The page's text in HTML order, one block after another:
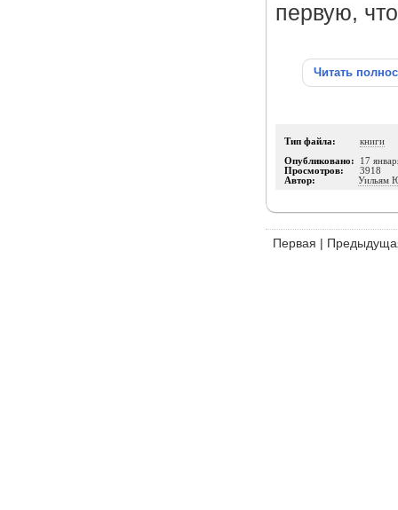
первую,
Читать
Тип файла: книги
Опубликовано: 17
Просмотров: 3918
Автор: Уильям
Первая |